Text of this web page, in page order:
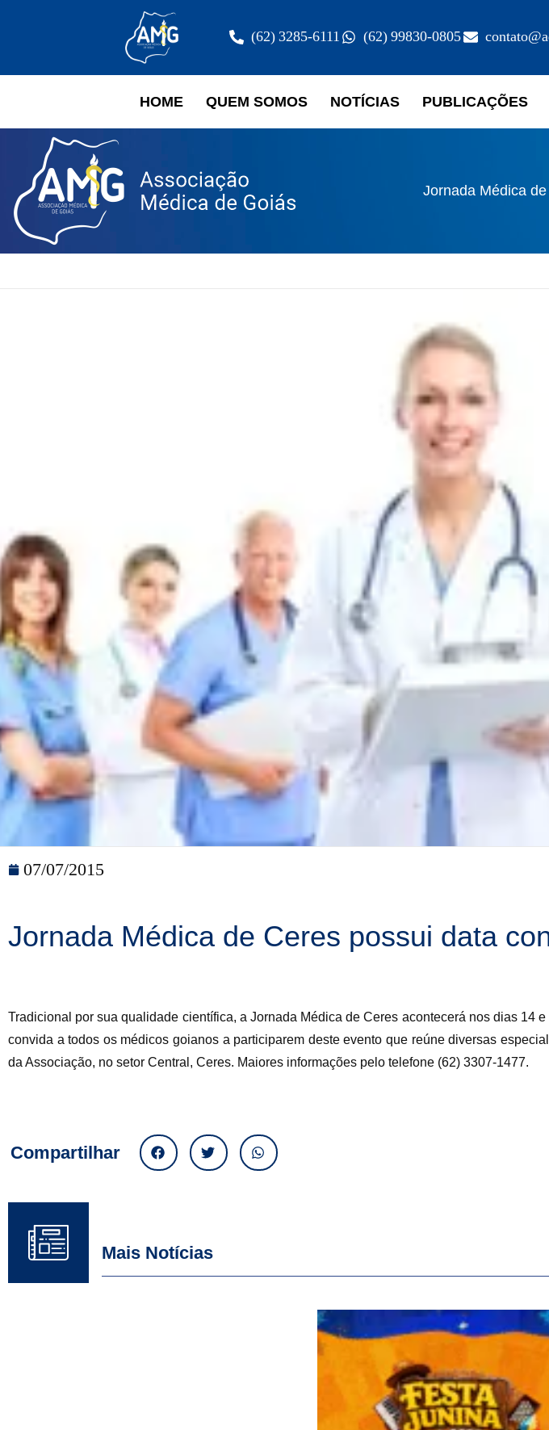
(62) 3285-6111 (62) 99830-0805
HOME QUEM SOMOS NOTÍCIAS PUBLICAÇÕES
Jornada Médica
07/07/2015
Jornada Médica de Ceres possui data
Tradicional por sua qualidade científica, a Jornada Médica de Ceres acontecerá nos dias 14
convida a todos os médicos goianos a participarem deste evento que reúne diversas
da Associação, no setor Central, Ceres. Maiores informações pelo telefone (62) 3307-1477.
Compartilhar
Mais Notícias